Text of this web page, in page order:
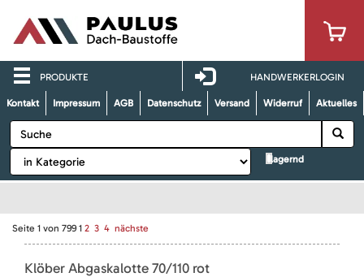
PRODUKTE HANDWERKERLOGIN
Kontakt Impressum AGB Datenschutz Versand Widerruf Aktuelles
lagernd
Seite 1 von 799 1 2 3 4 nächste
Klöber Abgaskalotte 70/110 rot